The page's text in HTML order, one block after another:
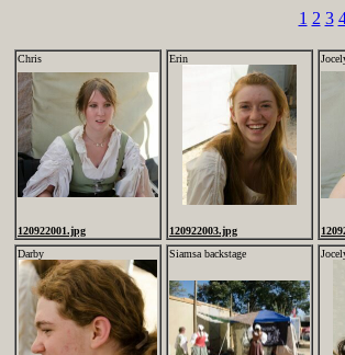
1 2 3
Chris
120922001.jpg
Erin
120922003.jpg
Darby
Siamsa backstage